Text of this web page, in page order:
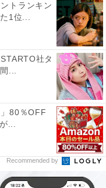
トランキン
1位...
社タ
...
」80％OFF
...
Recommended by